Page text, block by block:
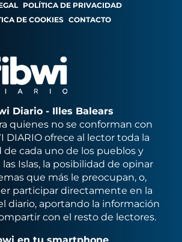
POLÍTICA DE PRIVACIDAD
DE COOKIES CONTACTO
Diario - Illes Balears
quienes no se conforman con
DIARIO ofrece al lector toda la
de cada uno de los pueblos y
Islas, la posibilidad de opinar
que más le preocupan, o,
participar directamente en la
diario, aportando la información
con el resto de lectores.